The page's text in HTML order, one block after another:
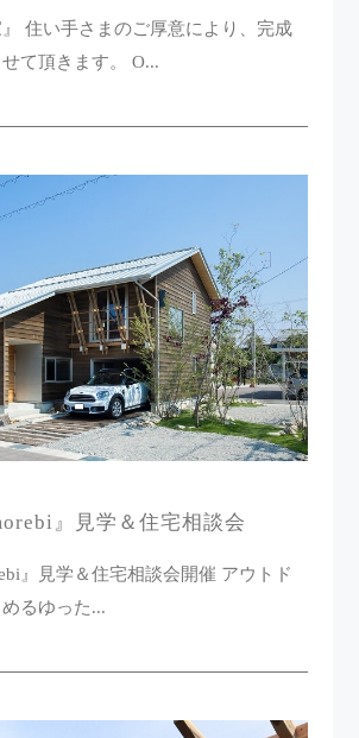
』 住い手さまのご厚意により、完成
て頂きます。 O...
』見学＆住宅相談会
』見学＆住宅相談会開催 アウトド
るゆった...